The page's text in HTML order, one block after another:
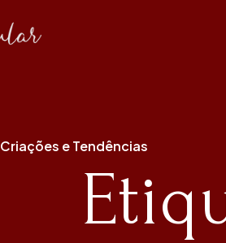
Criações e Tendências